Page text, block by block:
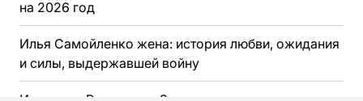
на 2026 год
Илья Самойленко жена: история любви, ожидания
и силы, выдержавшей войну